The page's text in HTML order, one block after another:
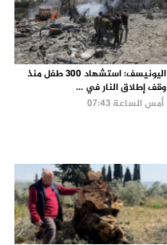
اليونيسف: استشهاد 300 طفل منذ
وقف إطلاق النار في ...
أمس الساعة 07:43